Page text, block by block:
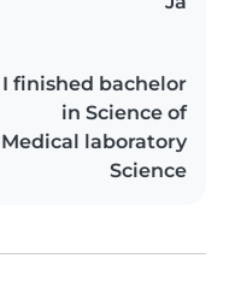
I finished bachelor
in Science of
Medical laboratory
Science